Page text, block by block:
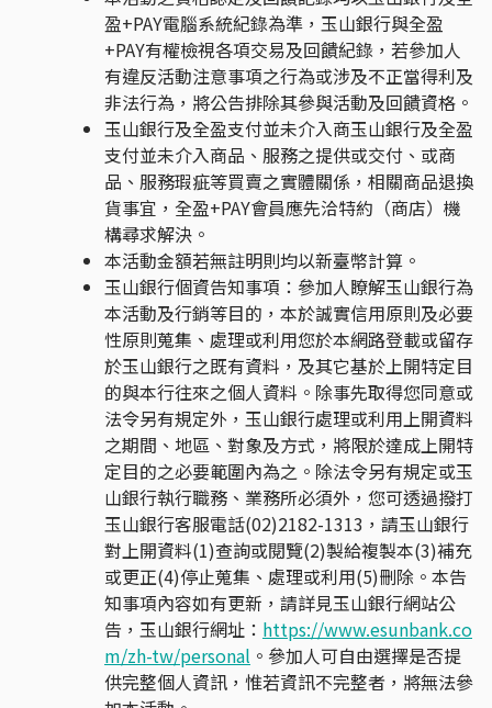
盈+PAY電腦系統紀錄為準，玉山銀行與全盈
+PAY有權檢視各項交易及回饋紀錄，若參加人
有違反活動注意事項之行為或涉及不正當得利及
非法行為，將公告排除其參與活動及回饋資格。
玉山銀行及全盈支付並未介入商玉山銀行及全盈
支付並未介入商品、服務之提供或交付、或商
品、服務瑕疵等買賣之實體關係，相關商品退換
貨事宜，全盈+PAY會員應先洽特約（商店）機
構尋求解決。
本活動金額若無註明則均以新臺幣計算。
玉山銀行個資告知事項：參加人瞭解玉山銀行為
本活動及行銷等目的，本於誠實信用原則及必要
性原則蒐集、處理或利用您於本網路登載或留存
於玉山銀行之既有資料，及其它基於上開特定目
的與本行往來之個人資料。除事先取得您同意或
法令另有規定外，玉山銀行處理或利用上開資料
之期間、地區、對象及方式，將限於達成上開特
定目的之必要範圍內為之。除法令另有規定或玉
山銀行執行職務、業務所必須外，您可透過撥打
玉山銀行客服電話(02)2182-1313，請玉山銀行
對上開資料(1)查詢或閱覽(2)製給複製本(3)補充
或更正(4)停止蒐集、處理或利用(5)刪除。本告
知事項內容如有更新，請詳見玉山銀行網站公
告，玉山銀行網址： https://www.esunbank.co
m/zh-tw/personal 。參加人可自由選擇是否提
供完整個人資訊，惟若資訊不完整者，將無法參